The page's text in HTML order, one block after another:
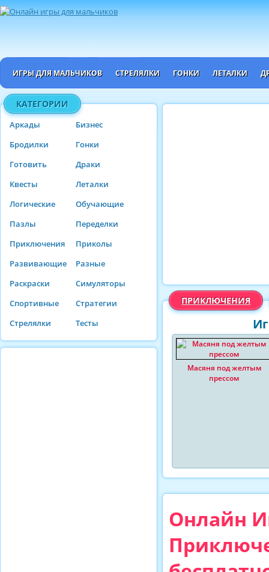
ИГРЫ ДЛЯ МАЛЬЧИКОВ СТРЕЛЯЛКИ ГОНКИ ЛЕТАЛКИ
КАТЕГОРИИ
Аркады
Бизнес
Бродилки
Гонки
Готовить
Драки
Квесты
Леталки
Логические
Обучающие
Пазлы
Переделки
Приключения
Приколы
Развивающие
Разные
Раскраски
Симуляторы
Спортивные
Стратегии
Стрелялки
Тесты
ПРИКЛЮЧЕНИЯ
Масяня под желтым
прессом
Онлайн